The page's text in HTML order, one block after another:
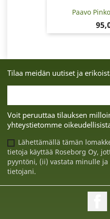
Paavo
Tilaa meidän uutiset ja
Voit peruuttaa tilauksen
yhteystietomme
Lähettämällä tämän
tietoja käyttää Roseborg Oy,
pyyntöni, (ii) vastata minulle
tietojani.